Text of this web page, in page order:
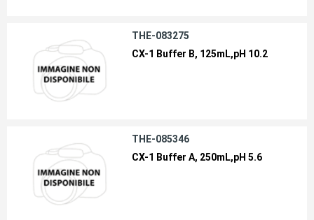
THE-083275
CX-1 Buffer B, 125mL,pH 10.2
THE-085346
CX-1 Buffer A, 250mL,pH 5.6